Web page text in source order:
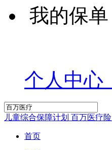
我的保单
个人中心
儿童综合保障计划 百万医疗险
首页